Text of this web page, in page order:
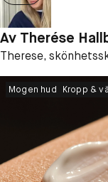
Av Therése
Therese,
Mogen hud Kropp &